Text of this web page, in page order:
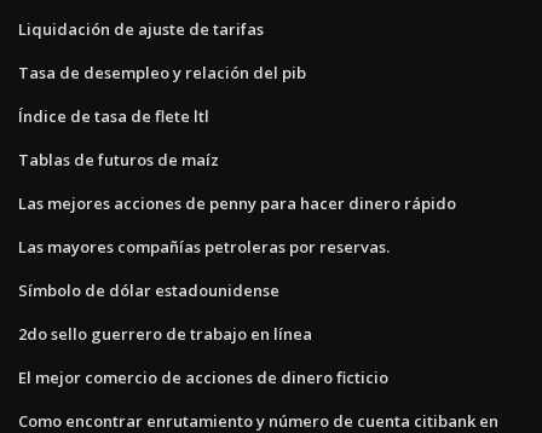
Liquidación de ajuste de tarifas
Tasa de desempleo y relación del pib
Índice de tasa de flete ltl
Tablas de futuros de maíz
Las mejores acciones de penny para hacer dinero rápido
Las mayores compañías petroleras por reservas.
Símbolo de dólar estadounidense
2do sello guerrero de trabajo en línea
El mejor comercio de acciones de dinero ficticio
Como encontrar enrutamiento y número de cuenta citibank en